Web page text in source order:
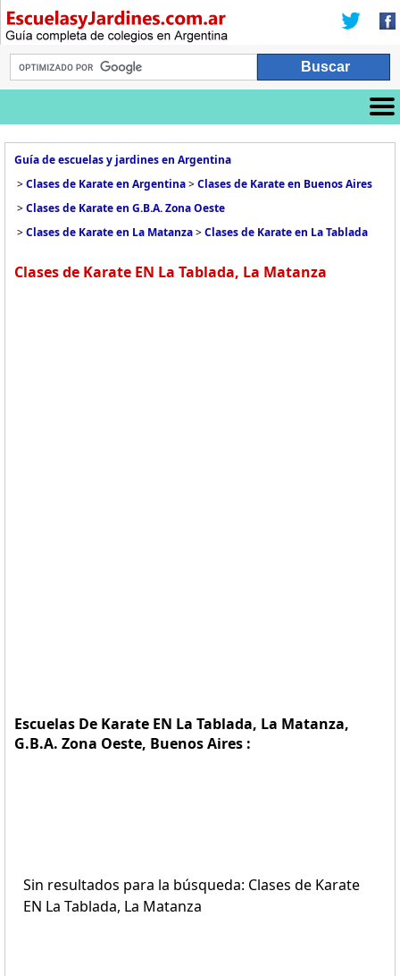
Guía de escuelas y jardines en Argentina
>Clases de Karate en Argentina>Clases de Karate en Buenos Aires
>Clases de Karate en G.B.A. Zona Oeste
>Clases de Karate en La Matanza>Clases de Karate en La Tablada
Clases de Karate EN La Tablada, La Matanza
Escuelas De Karate EN La Tablada, La Matanza,
G.B.A. Zona Oeste, Buenos Aires :
Sin resultados para la búsqueda: Clases de Karate
EN La Tablada, La Matanza